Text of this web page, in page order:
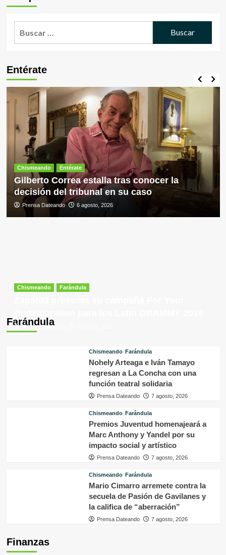
Entérate
Chismeando Entérate
Gilberto Correa estalla tras conocer la
decisión del tribunal en su caso
Prensa Dateando 6 agosto, 2026
Farándula
Chismeando Farándula
Prensa Dateando
Chismeando Farándula
Nohely Arteaga e Iván Tamayo
regresan a La Concha con una
función teatral solidaria
Prensa Dateando 7 agosto, 2026
Chismeando Farándula
Premios Juventud homenajeará a
Marc Anthony y Yandel por su
impacto social y artístico
Prensa Dateando 7 agosto, 2026
Chismeando Farándula
Mario Cimarro arremete contra la
secuela de Pasión de Gavilanes y
la califica de “aberración”
Prensa Dateando 7 agosto, 2026
Finanzas